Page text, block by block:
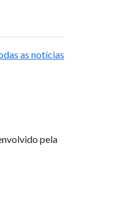
as notícias
pela